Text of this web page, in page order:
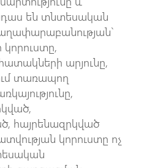
են տնտեսական
արյունը,
տառապող
հայրենազրկված
կորուստը ոչ